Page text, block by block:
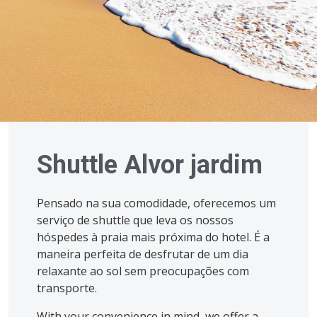
Shuttle Alvor jardim
Pensado na sua comodidade, oferecemos um
serviço de shuttle que leva os nossos
hóspedes à praia mais próxima do hotel. É a
maneira perfeita de desfrutar de um dia
relaxante ao sol sem preocupações com
transporte.